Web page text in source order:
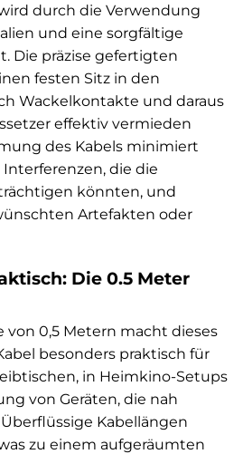
durch die Verwendung
und eine sorgfältige
Die präzise gefertigten
festen Sitz in den
Wackelkontakte und daraus
effektiv vermieden
des Kabels minimiert
die die
könnten, und
Artefakten oder
Die 0.5 Meter
von 0,5 Metern macht dieses
besonders praktisch für
in Heimkino-Setups
von Geräten, die nah
Kabellängen
zu einem aufgeräumten